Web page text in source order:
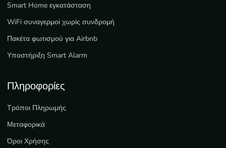
Smart Home εγκατάσταση
WiFi συναγερμοί χωρίς συνδρομή
Πακέτα φωτισμού για Airbnb
Υποστήριξη Smart Alarm
Πληροφορίες
Τρόποι Πληρωμής
Μεταφορικά
Όροι Χρήσης